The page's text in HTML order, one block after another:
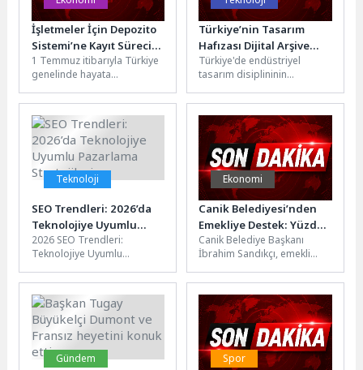
İşletmeler İçin Depozito
Sistemi’ne Kayıt Süreci
Başladı
1 Temmuz itibarıyla Türkiye
genelinde hayata
Ambalajlar (DOA)
uygulaması öncesinde,
ambalajlı içecek satan veya
servis...
Türkiye’nin Tasarım
Hafızası Dijital Arşive
Dönüşüyor
Türkiye'de endüstriyel
tasarım disiplininin
isimlerden Prof. Dr. Önder
Küçükerman'ın yaşamı
boyunca biriktirdiği...
Teknoloji
SEO Trendleri: 2026’da
Teknolojiye Uyumlu
Pazarlama Stratejileri
2026 SEO Trendleri:
Teknolojiye Uyumlu
dünyası sürekli değişiyor ve
gelişen teknolojiye ayak...
Ekonomi
Canik Belediyesi’nden
Emekliye Destek: Yüzde
50 İndirim
Canik Belediye Başkanı
İbrahim Sandıkçı, emekli
düğün salonlarında
çocukları için gerçekleştirdiği
kiralamalarda yüzde...
Gündem Spor